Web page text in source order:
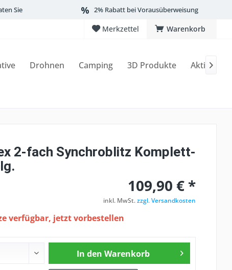
Sie 2% Rabatt bei Vorausüberweisung
Warenkorb
Merkzettel
Drohnen Camping 3D Produkte Aktionen

2-fach Synchroblitz Komplett-
109,90 € *
inkl. MwSt.zzgl. Versandkosten
verfügbar, jetzt vorbestellen
In den Warenkorb